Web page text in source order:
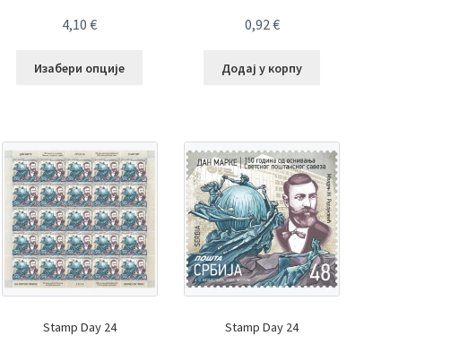
4,10€
Изабери опције
0,92€
Додај у корпу
Stamp Day 24 Stamp Day 24